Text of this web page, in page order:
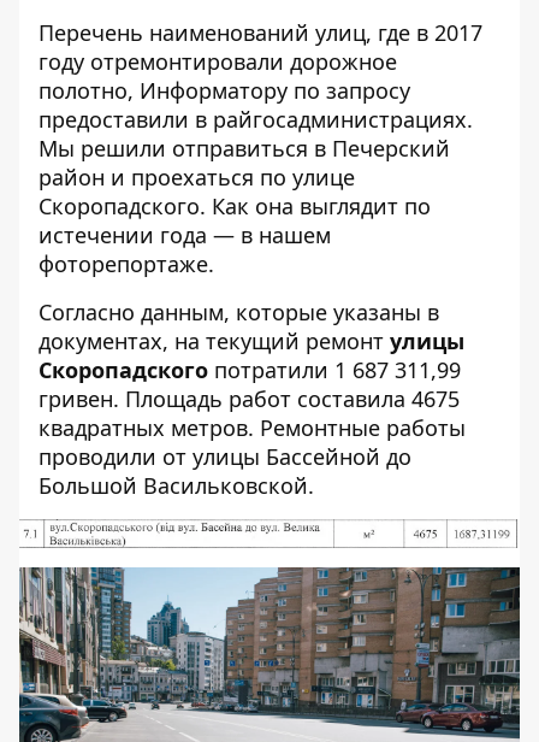
Перечень наименований улиц, где в 2017
году отремонтировали дорожное
полотно, Информатору по запросу
предоставили в райгосадминистрациях.
Мы решили отправиться в Печерский
район и проехаться по улице
Скоропадского. Как она выглядит по
истечении года — в нашем
фоторепортаже.
Согласно данным, которые указаны в
документах, на текущий ремонт улицы
Скоропадского потратили 1 687 311,99
гривен. Площадь работ составила 4675
квадратных метров. Ремонтные работы
проводили от улицы Бассейной до
Большой Васильковской.